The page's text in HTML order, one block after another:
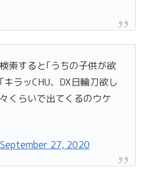
索すると｢うちの子供が欲
ラッCHU、DX日輪刀欲し
くらいで出てくるのウケ
September 27, 2020